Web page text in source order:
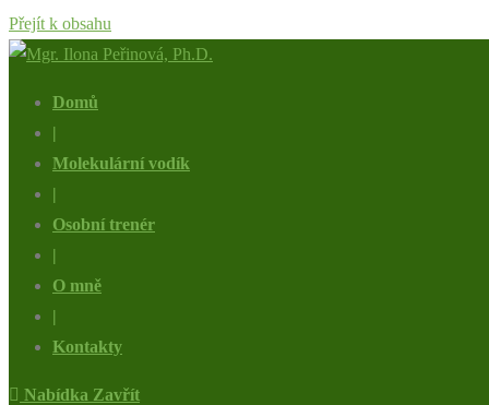
Přejít k obsahu
Domů
|
Molekulární vodík
|
Osobní trenér
|
O mně
|
Kontakty
Nabídka Zavřít